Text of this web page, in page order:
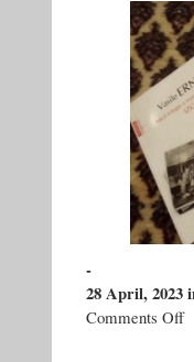
-
28 April, 2023
Comments Offon